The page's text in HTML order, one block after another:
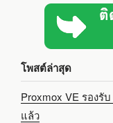
โพสต์ล่าสุด
Proxmox VE รองรั
แล้ว